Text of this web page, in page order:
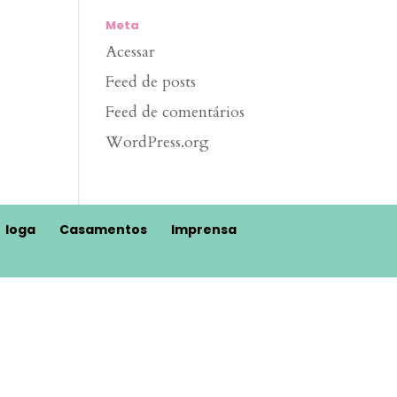
Meta
Acessar
Feed de posts
Feed de comentários
WordPress.org
Ioga Casamentos
Imprensa